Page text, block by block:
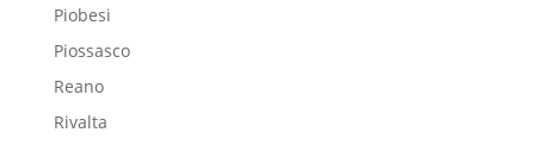
Piobesi
Piossasco
Reano
Rivalta